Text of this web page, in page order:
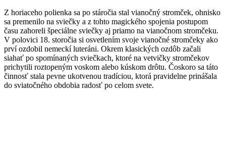
Z horiaceho polienka sa po stáročia stal vianočný stromček, ohnisko
sa premenilo na sviečky a z tohto magického spojenia postupom
času zahoreli špeciálne sviečky aj priamo na vianočnom stromčeku.
V polovici 18. storočia si osvetlením svoje vianočné stromčeky ako
prví ozdobil nemeckí luteráni. Okrem klasických ozdôb začali
siahať po spomínaných sviečkach, ktoré na vetvičky stromčekov
prichytili roztopeným voskom alebo kúskom drôtu. Čoskoro sa táto
činnosť stala pevne ukotvenou tradíciou, ktorá pravidelne prinášala
do sviatočného obdobia radosť po celom svete.